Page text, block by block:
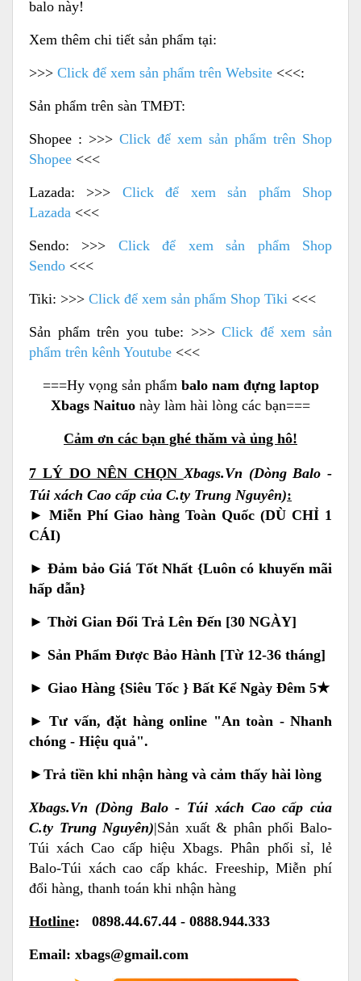
balo này!
Xem thêm chi tiết sản phẩm tại:
>>> Click để xem sản phẩm trên Website <<<:
Sản phẩm trên sàn TMĐT:
Shopee : >>> Click để xem sản phẩm trên Shop
Shopee <<<
Lazada: >>> Click để xem sản phẩm Shop
Lazada <<<
Sendo: >>> Click để xem sản phẩm Shop
Sendo <<<
Tiki: >>> Click để xem sản phẩm Shop Tiki <<<
Sản phẩm trên you tube: >>>Click để xem sản
phẩm trên kênh Youtube <<<
===Hy vọng sản phẩm balo nam đựng laptop
Xbags Naituo này làm hài lòng các bạn===
Cảm ơn các bạn ghé thăm và ủng hô!
7 LÝ DO NÊN CHỌNXbags.Vn (Dòng Balo -
Túi xách Cao cấp của C.ty Trung Nguyên):
► Miễn Phí Giao hàng Toàn Quốc (DÙ CHỈ 1
CÁI)
► Đảm bảo Giá Tốt Nhất {Luôn có khuyến mãi
hấp dẫn}
► Thời Gian Đổi Trả Lên Đến [30 NGÀY]
► Sản Phẩm Được Bảo Hành [Từ 12-36 tháng]
► Giao Hàng {Siêu Tốc } Bất Kể Ngày Đêm 5★
► Tư vấn, đặt hàng online "An toàn - Nhanh
chóng - Hiệu quả".
► Trả tiền khi nhận hàng và cảm thấy hài lòng
Xbags.Vn (Dòng Balo - Túi xách Cao cấp của
C.ty Trung Nguyên)|Sản xuất & phân phối Balo-
Túi xách Cao cấp hiệu Xbags. Phân phối sỉ, lẻ
Balo-Túi xách cao cấp khác. Freeship, Miễn phí
đổi hàng, thanh toán khi nhận hàng
Hotline: 0898.44.67.44 - 0888.944.333
Email: xbags@gmail.com